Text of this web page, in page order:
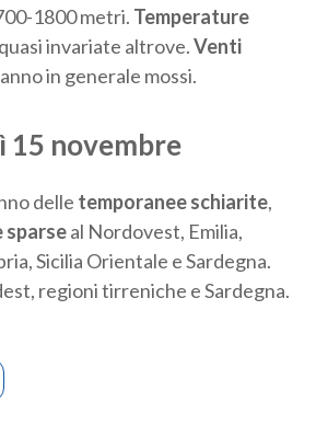
1800 metri. Temperature
invariate altrove.Venti
in generale mossi.
15 novembre
delle temporaneeschiarite,
sparseal Nordovest, Emilia,
Sicilia Orientale e Sardegna.
regioni tirreniche e Sardegna.